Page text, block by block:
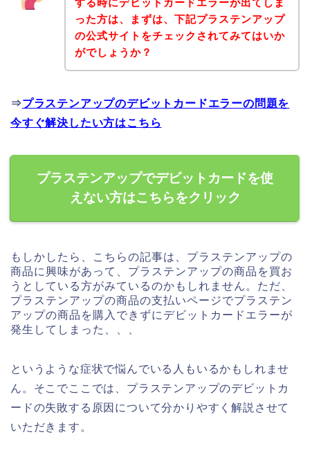
する時にデビットカードエラーが出てしま
った方は、まずは、下記プラステンアップ
の公式サイトをチェックされてみてはいか
がでしょうか？
⇒プラステンアップのデビットカードエラーの問題を
今すぐ解決したい方はこちら
プラステンアップでデビットカードを使
えない方はこちらをクリック
もしかしたら、こちらの記事は、プラステンアップの
商品に興味があって、プラステンアップの商品を買お
うとしている方がみているのかもしれません。ただ、
プラステンアップの商品の支払いページでプラステン
アップの商品を購入できずにデビットカードエラーが
発生してしまった、、、
というような症状で悩んでいる人もいるかもしれませ
ん。そこでここでは、プラステンアップのデビットカ
ードの失敗する原因について分かりやすく解説させて
いただきます。